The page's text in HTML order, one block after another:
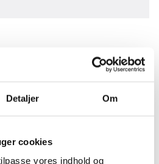
Detaljer Om
cookies
vores indhold og
med EU er primært baseret på
oversøiske lande og